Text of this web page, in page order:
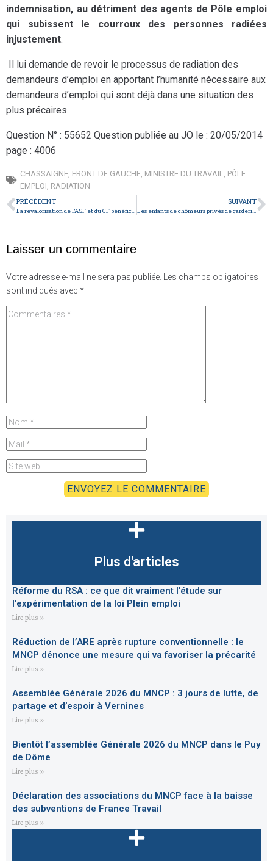
indemnisation, au détriment des agents de Pôle emploi
qui subissent le courroux des personnes radiées
injustement.
Il lui demande de revoir le processus de radiation des
demandeurs d’emploi en apportant l’humanité nécessaire aux
demandeurs d’emploi qui sont déjà dans une situation des
plus précaires.
Question N° : 55652 Question publiée au JO le : 20/05/2014
page : 4006
CHASSAIGNE, FRONT DE GAUCHE, MINISTRE DU TRAVAIL, PÔLE
EMPLOI, RADIATION
PRÉCÉDENT
La revalorisation de l’ASF et du CF bénéficiera aux allocataires du RSA
SUIVANT
Les enfants de chômeurs privés de garderie à Béziers
Laisser un commentaire
Votre adresse e-mail ne sera pas publiée. Les champs obligatoires
sont indiqués avec *
Plus d'articles
Réforme du RSA : ce que dit vraiment l’étude sur
l’expérimentation de la loi Plein emploi
Lire plus »
Réduction de l’ARE après rupture conventionnelle : le
MNCP dénonce une mesure qui va favoriser la précarité
Lire plus »
Assemblée Générale 2026 du MNCP : 3 jours de lutte, de
partage et d’espoir à Vernines
Lire plus »
Bientôt l’assemblée Générale 2026 du MNCP dans le Puy
de Dôme
Lire plus »
Déclaration des associations du MNCP face à la baisse
des subventions de France Travail
Lire plus »